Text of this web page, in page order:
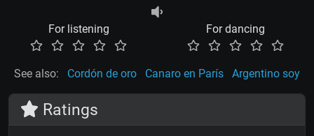
For listening For dancing
See also: Cordón de oro Canaro en París Argentino soy
Ratings